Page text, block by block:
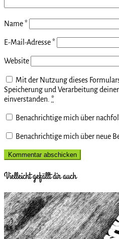
Name*
E-Mail-Adresse*
Website
Mit der Nutzung dieses
Speicherung und Verarbeitung
einverstanden. *
Benachrichtige mich über
Benachrichtige mich über neue
Vielleicht gefällt dir auch